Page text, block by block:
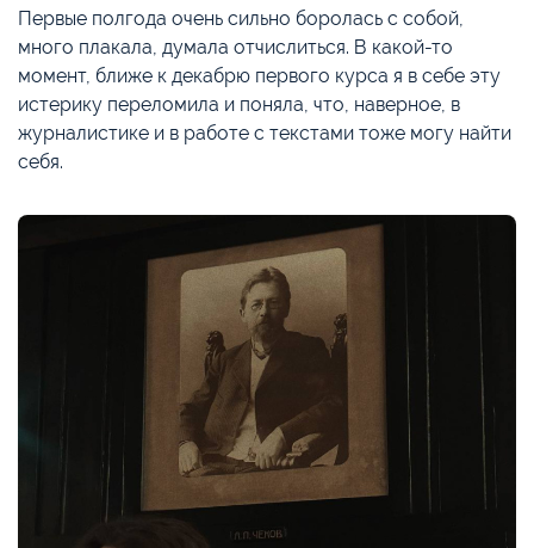
Первые полгода очень сильно боролась с собой,
много плакала, думала отчислиться. В какой-то
момент, ближе к декабрю первого курса я в себе эту
истерику переломила и поняла, что, наверное, в
журналистике и в работе с текстами тоже могу найти
себя.